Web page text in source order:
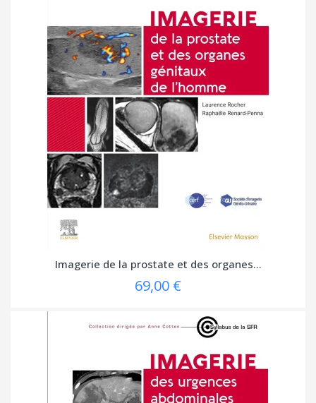
Imagerie de la prostate et des organes...
69,00 €